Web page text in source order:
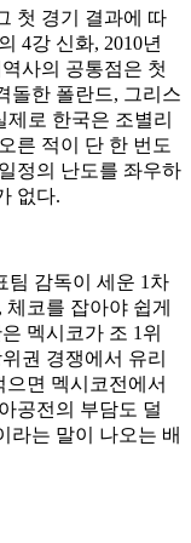
첫 경기 결과에 따
4강 신화, 2010년
사의 공통점은 첫
돌한 폴란드, 그리스
로 한국은 조별리
른 적이 단 한 번도
정의 난도를 좌우하
없다.
팀 감독이 세운 1차
코를 잡아야 쉽게
멕시코가 조 1위
권 경쟁에서 유리
면 멕시코전에서
공전의 부담도 덜
라는 말이 나오는 배